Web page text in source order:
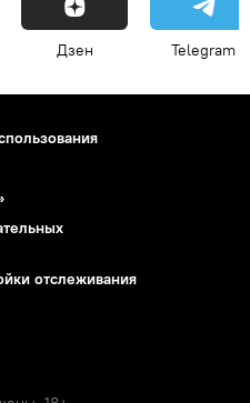
Дзен Telegram
отслеживания